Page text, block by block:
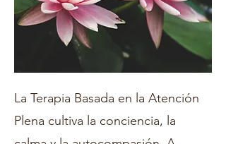
La Terapia Basada en la Atención
Plena cultiva la conciencia, la